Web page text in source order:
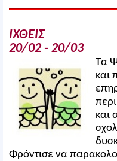
ΙΧΘΕΙΣ
20/02 - 20/03
Τα
και
και
Φρόντισε να